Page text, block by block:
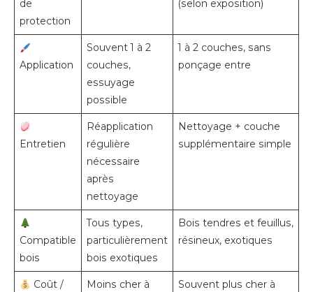
de
protection
(selon exposition)
Application
Souvent 1 à 2
couches,
essuyage
possible
1 à 2 couches, sans
ponçage entre
Entretien
Réapplication
régulière
nécessaire
après
nettoyage
Nettoyage + couche
supplémentaire simple
Compatible
bois
Tous types,
particulièrement
bois exotiques
Bois tendres et feuillus,
résineux, exotiques
Coût /
Moins cher à
Souvent plus cher à